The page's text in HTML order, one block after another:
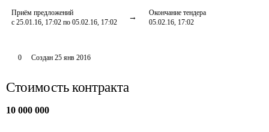
Приём предложений
с 25.01.16, 17:02 по 05.02.16, 17:02
Окончание тендера
05.02.16, 17:02
0 Создан 25 янв 2016
Стоимость контракта
10 000 000